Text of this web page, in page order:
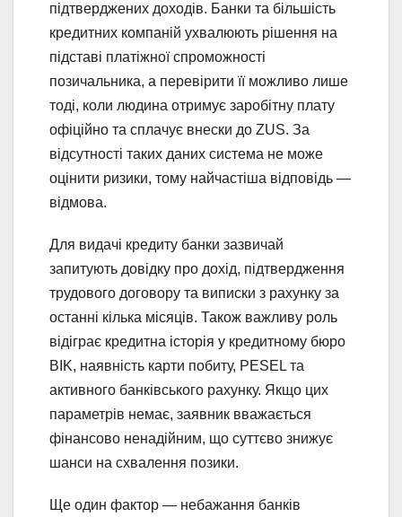
підтверджених доходів. Банки та більшість
кредитних компаній ухвалюють рішення на
підставі платіжної спроможності
позичальника, а перевірити її можливо лише
тоді, коли людина отримує заробітну плату
офіційно та сплачує внески до ZUS. За
відсутності таких даних система не може
оцінити ризики, тому найчастіша відповідь —
відмова.
Для видачі кредиту банки зазвичай
запитують довідку про дохід, підтвердження
трудового договору та виписки з рахунку за
останні кілька місяців. Також важливу роль
відіграє кредитна історія у кредитному бюро
BIK, наявність карти побиту, PESEL та
активного банківського рахунку. Якщо цих
параметрів немає, заявник вважається
фінансово ненадійним, що суттєво знижує
шанси на схвалення позики.
Ще один фактор — небажання банків